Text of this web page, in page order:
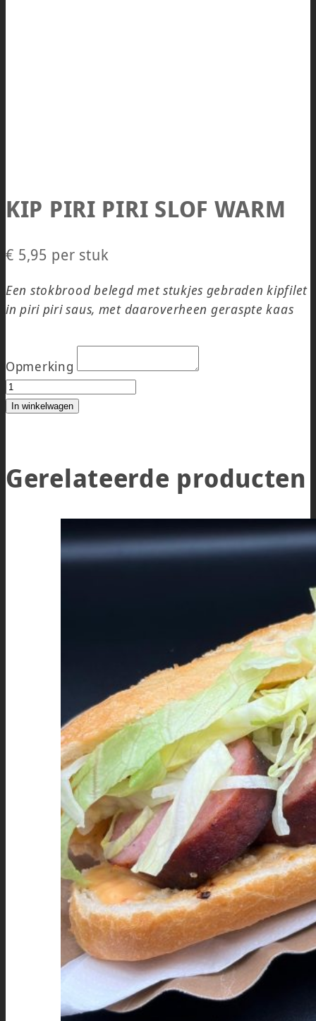
KIP PIRI PIRI SLOF WARM
€ 5,95 per stuk
Een stokbrood belegd met stukjes gebraden kipfilet
in piri piri saus, met daaroverheen geraspte kaas
Opmerking
KIP PIRI PIRI SLOF WARM aantal
In winkelwagen
Gerelateerde producten